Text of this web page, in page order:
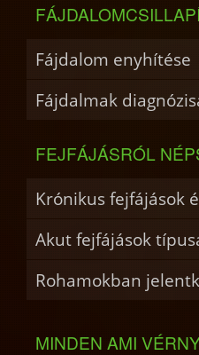
Fájdalom enyhítése
Fájdalmak
FEJFÁJÁSRÓL
Krónikus fejfájások
Akut fejfájások
Rohamokban
MINDEN AMI